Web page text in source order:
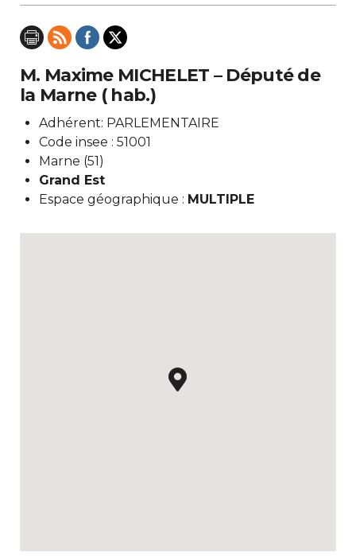
M. Maxime MICHELET – Député de
la Marne ( hab.)
Adhérent: PARLEMENTAIRE
Code insee : 51001
Marne (51)
Grand Est
Espace géographique : MULTIPLE